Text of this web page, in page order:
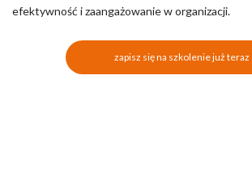
efektywność i zaangażowanie w organizacji.
zapisz się na szkolenie już teraz